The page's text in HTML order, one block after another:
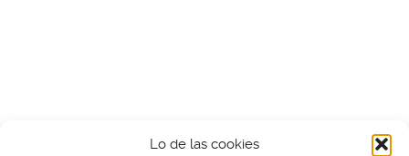
Lo de las cookies